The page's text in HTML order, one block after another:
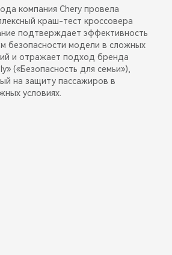
компания Chery провела
краш-тест кроссовера
подтверждает эффективность
безопасности модели в сложных
и отражает подход бренда
(«Безопасность для семьи»),
на защиту пассажиров в
условиях.